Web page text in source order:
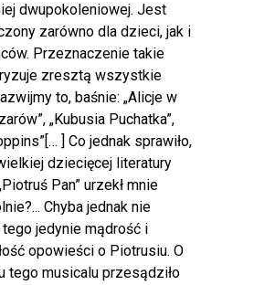
dwupokoleniowej. Jest
zarówno dla dzieci, jak i
Przeznaczenie takie
zresztą wszystkie
to, baśnie: „Alicje w
„Kubusia Puchatka”,
] Co jednak sprawiło,
dziecięcej literatury
Pan” urzekł mnie
Chyba jednak nie
tego jedynie mądrość i
opowieści o Piotrusiu. O
tego musicalu przesądziło